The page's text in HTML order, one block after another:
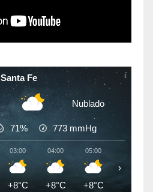
Santa Fe
Nublado
71% 773 mmHg
03:00
+8°C
04:00
+8°C
05:00
+8°C +7°C
›